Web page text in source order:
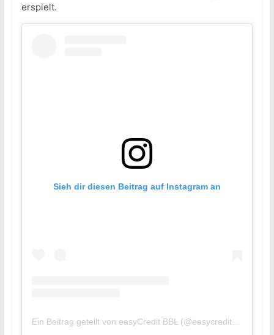
erspielt.
Sieh dir diesen Beitrag auf Instagram an
Ein Beitrag geteilt von easyCredit BBL (@easycreditbbl)